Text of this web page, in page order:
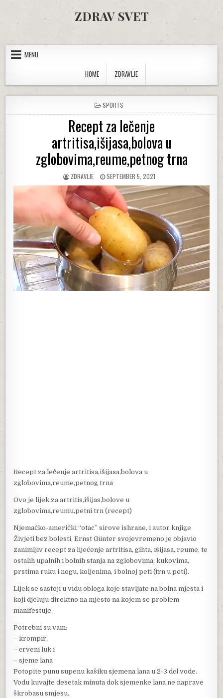
ZDRAV SVET
MENU
HOME
ZDRAVLJE
POSTED IN
SPORTS
Recept za lečenje
artritisa,išijasa,bolova u
zglobovima,reume,petnog trna
AUTHOR:
ZDRAVLJE PUBLISHED DATE:
SEPTEMBER 5, 2021
Recept za lečenje artritisa,išijasa,bolova u
zglobovima,reume,petnog trna
Ovo je lijek za artritis,išijas,bolove u
zglobovima,reumu,petni trn (recept)
Njemačko-američki “otac” sirove ishrane, i autor knjige
Živjeti bez bolesti, Ernst Günter svojevremeno je objavio
zanimljiv recept za liječenje artritisa, gihta, išijasa, reume, te
ostalih upalnih i bolnih stanja na zglobovima, kukovima,
prstima ruku i nogu, koljenima, i bolnoj peti (trn u peti).
Lijek se sastoji u vidu obloga koje stavljate na bolna mjesta i
koji djeluju direktno na mjesto na kojem se problem
manifestuje.
Potrebni su vam:
– krompir,
– crveni luk i
– sjeme lana
Potopite punu supenu kašiku sjemena lana u 2-3 dcl vode.
Vodu kuvajte desetak minuta dok sjemenke lana ne naprave
škrobasu smjesu.